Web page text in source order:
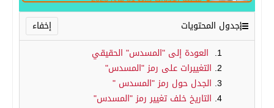
جدول المحتويات
العودة إلى "المسدس" الحقيقي
التغييرات على رمز "المسدس"
الجدل حول رمز "المسدس "
التاريخ خلف تغيير رمز "المسدس"